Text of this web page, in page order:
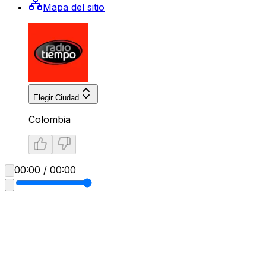
Mapa del sitio
Elegir Ciudad
Colombia
00:00 / 00:00